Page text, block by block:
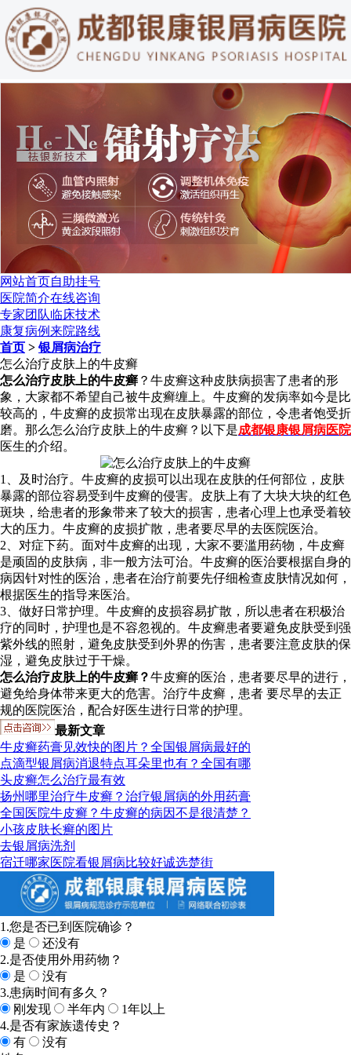
网站首页自助挂号
医院简介在线咨询
专家团队临床技术
康复病例来院路线
首页 >银屑病治疗
怎么治疗皮肤上的牛皮癣
怎么治疗皮肤上的牛皮癣 ？牛皮癣这种皮肤病损害了患者的形
象，大家都不希望自己被牛皮癣缠上。牛皮癣的发病率如今是比
较高的，牛皮癣的皮损常出现在皮肤暴露的部位，令患者饱受折
磨。那么怎么治疗皮肤上的牛皮癣？以下是成都银康银屑病医院
医生的介绍。
1、及时治疗。牛皮癣的皮损可以出现在皮肤的任何部位，皮肤
暴露的部位容易受到牛皮癣的侵害。皮肤上有了大块大块的红色
斑块，给患者的形象带来了较大的损害，患者心理上也承受着较
大的压力。牛皮癣的皮损扩散，患者要尽早的去医院医治。
2、对症下药。面对牛皮癣的出现，大家不要滥用药物，牛皮癣
是顽固的皮肤病，非一般方法可治。牛皮癣的医治要根据自身的
病因针对性的医治，患者在治疗前要先仔细检查皮肤情况如何，
根据医生的指导来医治。
3、做好日常护理。牛皮癣的皮损容易扩散，所以患者在积极治
疗的同时，护理也是不容忽视的。牛皮癣患者要避免皮肤受到强
紫外线的照射，避免皮肤受到外界的伤害，患者要注意皮肤的保
湿，避免皮肤过于干燥。
怎么治疗皮肤上的牛皮癣？牛皮癣的医治，患者要尽早的进行，
避免给身体带来更大的危害。治疗牛皮癣，患者 要尽早的去正
规的医院医治，配合好医生进行日常的护理。
最新文章
牛皮癣药膏见效快的图片？全国银屑病最好的
点滴型银屑病消退特点耳朵里也有？全国有哪
头皮癣怎么治疗最有效
扬州哪里治疗牛皮癣？治疗银屑病的外用药膏
全国医院牛皮癣？牛皮癣的病因不是很清楚？
小孩皮肤长癣的图片
去银屑病洗剂
宿迁哪家医院看银屑病比较好诚选楚街
1.您是否已到医院确诊？
是
还没有
2.是否使用外用药物？
是
没有
3.患病时间有多久？
刚发现
半年内
1年以上
4.是否有家族遗传史？
有
没有